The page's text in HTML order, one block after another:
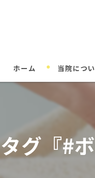
ホーム 当院につ
タグ『#